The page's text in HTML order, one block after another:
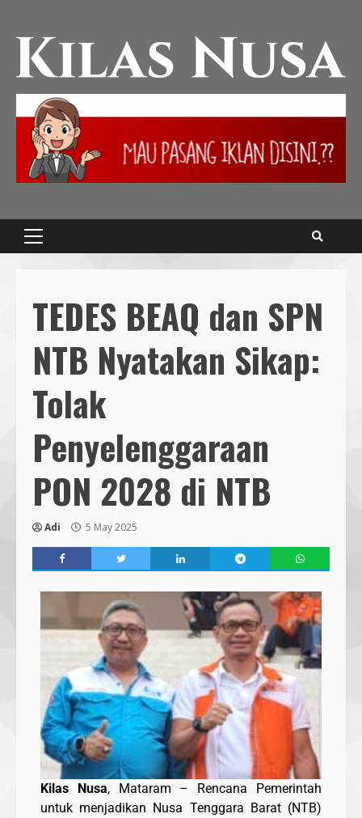
TEDES BEAQ dan SPN
NTB Nyatakan Sikap:
Tolak
Penyelenggaraan
PON 2028 di NTB
Adi 5 May 2025
Kilas Nusa, Mataram – Rencana Pemerintah
untuk menjadikan Nusa Tenggara Barat (NTB)